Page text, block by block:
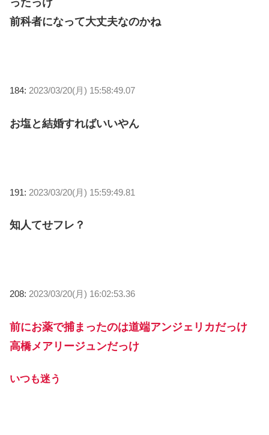
ったっけ
前科者になって大丈夫なのかね
184: 2023/03/20(月) 15:58:49.07
お塩と結婚すればいいやん
191: 2023/03/20(月) 15:59:49.81
知人てせフレ？
208: 2023/03/20(月) 16:02:53.36
前にお薬で捕まったのは道端アンジェリカだっけ
高橋メアリージュンだっけ
いつも迷う